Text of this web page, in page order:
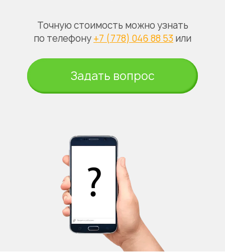
Точную стоимость можно узнать
по телефону +7 (778) 046 88 53 или
Задать вопрос